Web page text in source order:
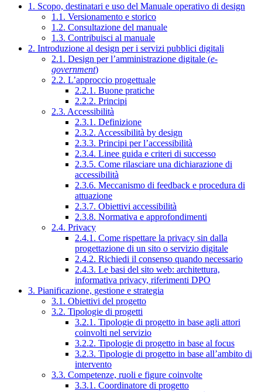
1. Scopo, destinatari e uso del Manuale operativo di design
1.1. Versionamento e storico
1.2. Consultazione del manuale
1.3. Contribuisci al manuale
2. Introduzione al design per i servizi pubblici digitali
2.1. Design per l’amministrazione digitale (e-
government)
2.2. L’approccio progettuale
2.2.1. Buone pratiche
2.2.2. Principi
2.3. Accessibilità
2.3.1. Definizione
2.3.2. Accessibilità by design
2.3.3. Principi per l’accessibilità
2.3.4. Linee guida e criteri di successo
2.3.5. Come rilasciare una dichiarazione di
accessibilità
2.3.6. Meccanismo di feedback e procedura di
attuazione
2.3.7. Obiettivi accessibilità
2.3.8. Normativa e approfondimenti
2.4. Privacy
2.4.1. Come rispettare la privacy sin dalla
progettazione di un sito o servizio digitale
2.4.2. Richiedi il consenso quando necessario
2.4.3. Le basi del sito web: architettura,
informativa privacy, riferimenti DPO
3. Pianificazione, gestione e strategia
3.1. Obiettivi del progetto
3.2. Tipologie di progetti
3.2.1. Tipologie di progetto in base agli attori
coinvolti nel servizio
3.2.2. Tipologie di progetto in base al focus
3.2.3. Tipologie di progetto in base all’ambito di
intervento
3.3. Competenze, ruoli e figure coinvolte
3.3.1. Coordinatore di progetto